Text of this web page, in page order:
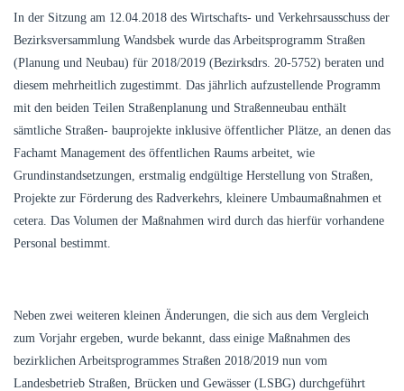
In der Sitzung am 12.04.2018 des Wirtschafts- und Verkehrsausschuss der
Bezirksversammlung Wandsbek wurde das Arbeitsprogramm Straßen
(Planung und Neubau) für 2018/2019 (Bezirksdrs. 20-5752) beraten und
diesem mehrheitlich zugestimmt. Das jährlich aufzustellende Programm
mit den beiden Teilen Straßenplanung und Straßenneubau enthält
sämtliche Straßen- bauprojekte inklusive öffentlicher Plätze, an denen das
Fachamt Management des öffentlichen Raums arbeitet, wie
Grundinstandsetzungen, erstmalig endgültige Herstellung von Straßen,
Projekte zur Förderung des Radverkehrs, kleinere Umbaumaßnahmen et
cetera. Das Volumen der Maßnahmen wird durch das hierfür vorhandene
Personal bestimmt.
Neben zwei weiteren kleinen Änderungen, die sich aus dem Vergleich
zum Vorjahr ergeben, wurde bekannt, dass einige Maßnahmen des
bezirklichen Arbeitsprogrammes Straßen 2018/2019 nun vom
Landesbetrieb Straßen, Brücken und Gewässer (LSBG) durchgeführt